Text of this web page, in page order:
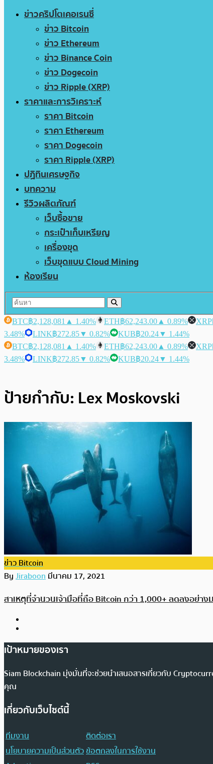
ข่าวคริปโตเคอเรนซี่
ข่าว Bitcoin
ข่าว Ethereum
ข่าว Binance Coin
ข่าว Dogecoin
ข่าว Ripple (XRP)
ราคาและการวิเคราะห์
ราคา Bitcoin
ราคา Ethereum
ราคา Dogecoin
ราคา Ripple (XRP)
ปฏิทินเศรษฐกิจ
บทความ
รีวิวผลิตภัณฑ์
เว็บซื้อขาย
กระเป๋าเก็บเหรียญ
เครื่องขุด
เว็บขุดแบบ Cloud Mining
ห้องเรียน
BTC฿2,128,081 ▲ 1.40% ETH฿62,243.00 ▲ 0.89% XRP
3.48%
LINK฿272.85▼ 0.82% KUB฿20.24▼ 1.44%
BTC฿2,128,081 ▲ 1.40% ETH฿62,243.00 ▲ 0.89% XRP
3.48%
LINK฿272.85▼ 0.82% KUB฿20.24▼ 1.44%
ป้ายกำกับ: Lex Moskovski
ข่าว Bitcoin
ByJiraboonมีนาคม 17, 2021
สาเหตุที่จำนวนเจ้ามือที่ถือ Bitcoin กว่า 1,000+ ลดลงอย่า
เป้าหมายของเรา
Siam Blockchain มุ่งมั่นที่จะช่วยนำเสนอสารเกี่ยวกับ
คุณ
เกี่ยวกับเว็บไซต์นี้
ทีมงาน
ติดต่อเรา
นโยบายความเป็นส่วนตัวข้อตกลงในการใช้งาน